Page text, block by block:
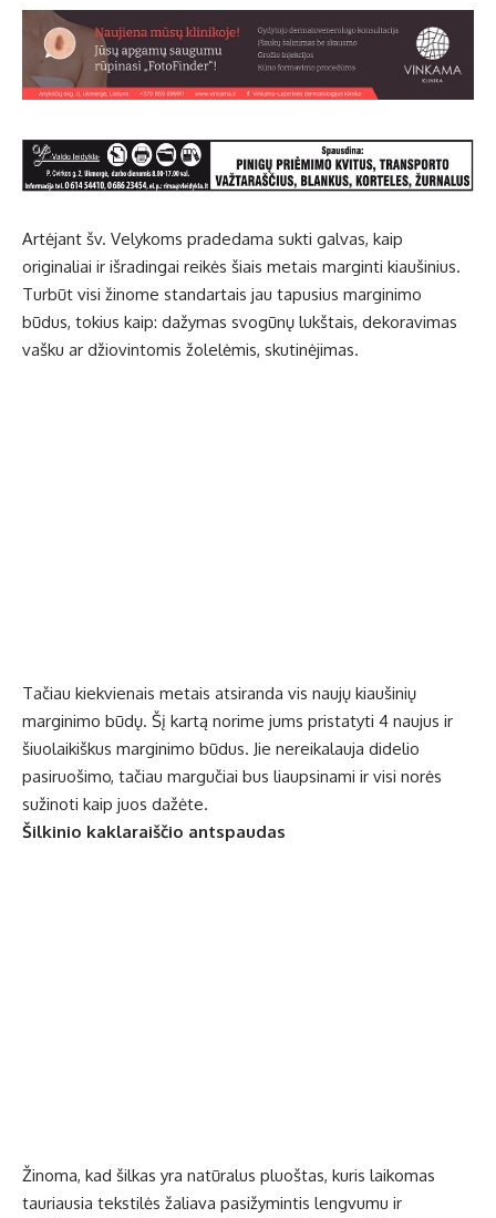
Artėjant šv. Velykoms pradedama sukti galvas, kaip
originaliai ir išradingai reikės šiais metais marginti kiaušinius.
Turbūt visi žinome standartais jau tapusius marginimo
būdus, tokius kaip: dažymas svogūnų lukštais, dekoravimas
vašku ar džiovintomis žolelėmis, skutinėjimas.
Tačiau kiekvienais metais atsiranda vis naujų kiaušinių
marginimo būdų. Šį kartą norime jums pristatyti 4 naujus ir
šiuolaikiškus marginimo būdus. Jie nereikalauja didelio
pasiruošimo, tačiau margučiai bus liaupsinami ir visi norės
sužinoti kaip juos dažėte.
Šilkinio kaklaraiščio antspaudas
Žinoma, kad šilkas yra natūralus pluoštas, kuris laikomas
tauriausia tekstilės žaliava pasižymintis lengvumu ir